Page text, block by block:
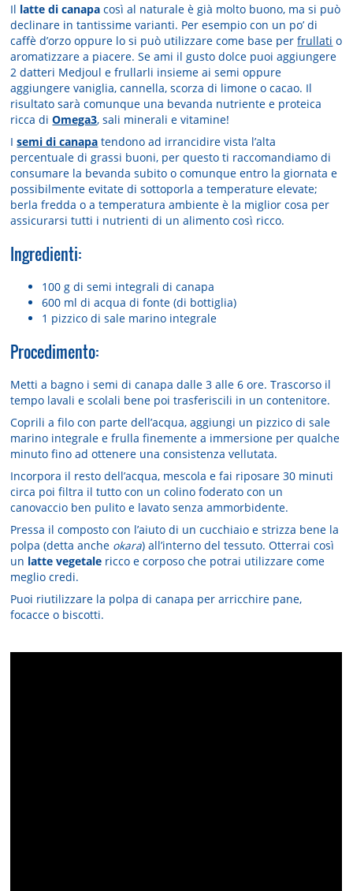
Il latte di canapa così al naturale è già molto buono, ma si può
declinare in tantissime varianti. Per esempio con un po’ di
caffè d’orzo oppure lo si può utilizzare come base perfrullati o
aromatizzare a piacere. Se ami il gusto dolce puoi aggiungere
2 datteri Medjoul e frullarli insieme ai semi oppure
aggiungere vaniglia, cannella, scorza di limone o cacao. Il
risultato sarà comunque una bevanda nutriente e proteica
ricca diOmega3, sali minerali e vitamine!
Isemi di canapa tendono ad irrancidire vista l’alta
percentuale di grassi buoni, per questo ti raccomandiamo di
consumare la bevanda subito o comunque entro la giornata e
possibilmente evitate di sottoporla a temperature elevate;
berla fredda o a temperatura ambiente è la miglior cosa per
assicurarsi tutti i nutrienti di un alimento così ricco.
Ingredienti:
100 g di semi integrali di canapa
600 ml di acqua di fonte (di bottiglia)
1 pizzico di sale marino integrale
Procedimento:
Metti a bagno i semi di canapa dalle 3 alle 6 ore. Trascorso il
tempo lavali e scolali bene poi trasferiscili in un contenitore.
Coprili a filo con parte dell’acqua, aggiungi un pizzico di sale
marino integrale e frulla finemente a immersione per qualche
minuto fino ad ottenere una consistenza vellutata.
Incorpora il resto dell’acqua, mescola e fai riposare 30 minuti
circa poi filtra il tutto con un colino foderato con un
canovaccio ben pulito e lavato senza ammorbidente.
Pressa il composto con l’aiuto di un cucchiaio e strizza bene la
polpa (detta anche okara) all’interno del tessuto. Otterrai così
un latte vegetale ricco e corposo che potrai utilizzare come
meglio credi.
Puoi riutilizzare la polpa di canapa per arricchire pane,
focacce o biscotti.